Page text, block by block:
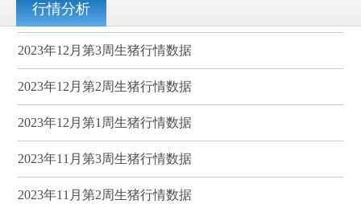
行情分析
2023年12月第3周生猪行情数据
2023年12月第2周生猪行情数据
2023年12月第1周生猪行情数据
2023年11月第3周生猪行情数据
2023年11月第2周生猪行情数据